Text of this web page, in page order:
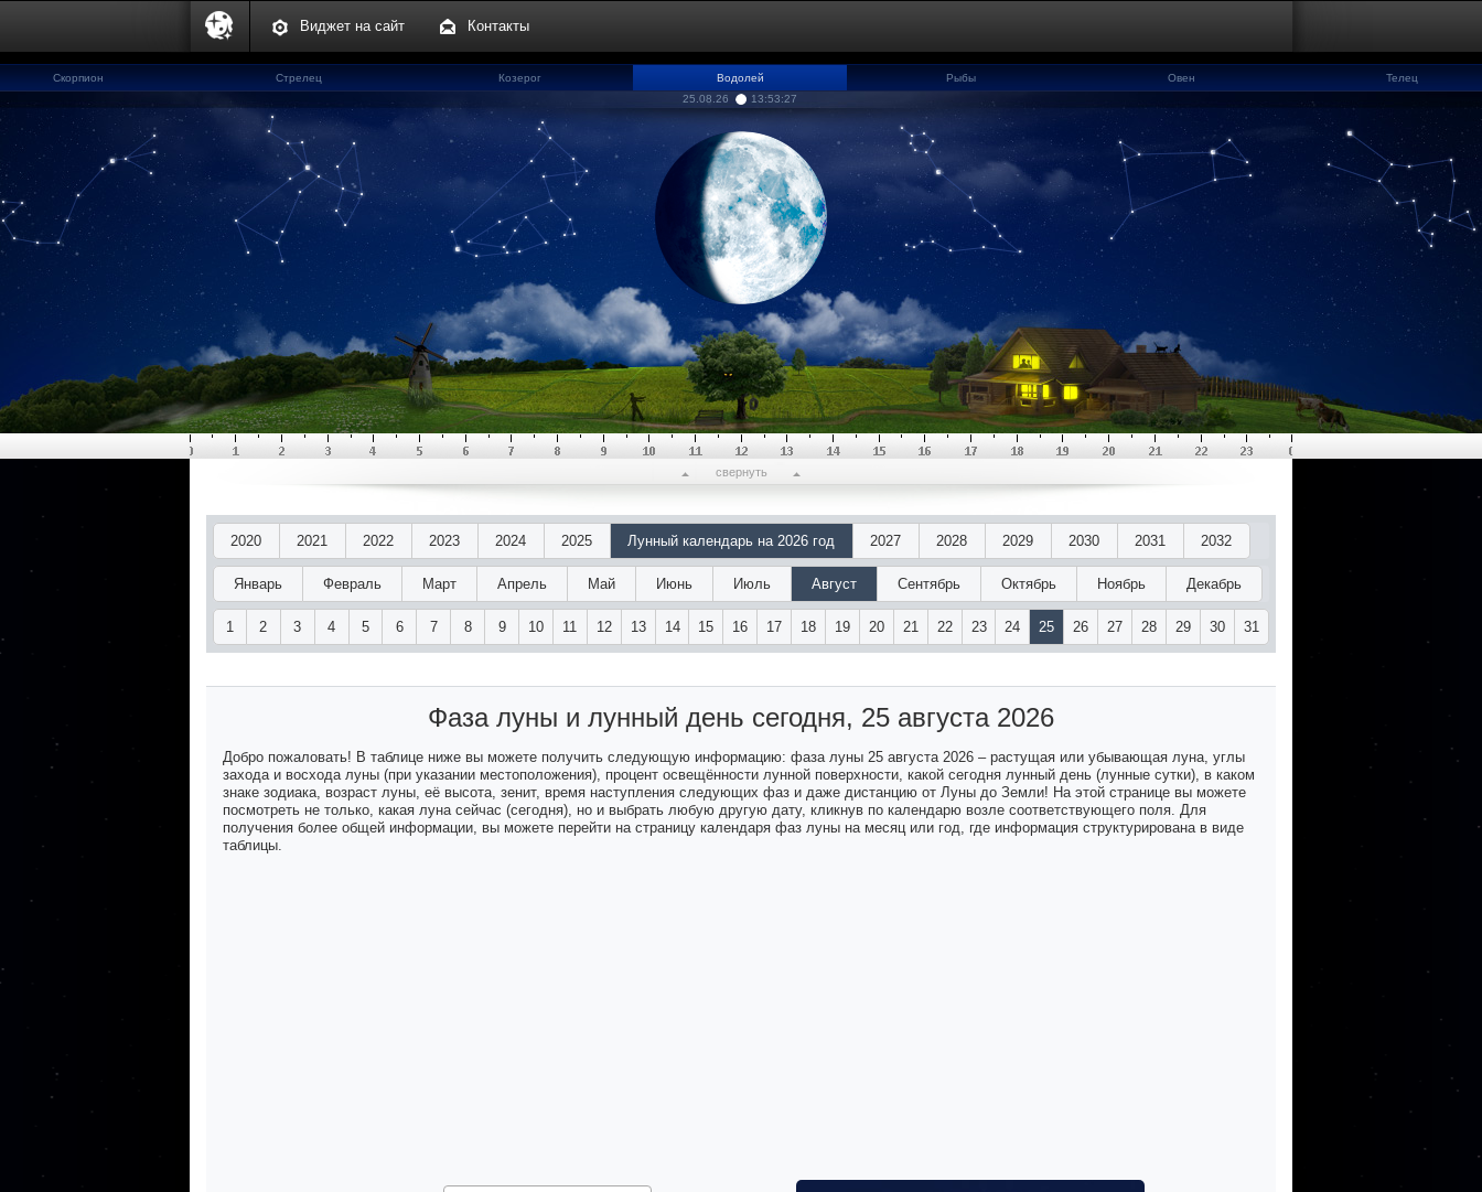
Виджет на сайт Контакты
Скорпион Стрелец Козерог
Водолей
25.08.26
13:53:28
Рыбы Овен Телец
свернуть
2020 2021 2022 2023 2024 2025 Лунный календарь на 2026 год 2027 2028 2029 2030 2031 2032
Январь Февраль Март Апрель Май Июнь Июль Август Сентябрь Октябрь Ноябрь Декабрь
1 2 3 4 5 6 7 8 9 10 11 12 13 14 15 16 17 18 19 20 21 22 23 24 25 26 27 28 29 30 31
Фаза луны и лунный день сегодня, 25 августа 2026
Добро пожаловать! В таблице ниже вы можете получить следующую информацию: фаза луны 25 августа 2026 – растущая или убывающая луна, углы
захода и восхода луны (при указании местоположения), процент освещённости лунной поверхности, какой сегодня лунный день (лунные сутки), в каком
знаке зодиака, возраст луны, её высота, зенит, время наступления следующих фаз и даже дистанцию от Луны до Земли! На этой странице вы можете
посмотреть не только, какая луна сейчас (сегодня), но и выбрать любую другую дату, кликнув по календарю возле соответствующего поля. Для
получения более общей информации, вы можете перейти на страницу календаря фаз луны на месяц или год, где информация структурирована в виде
таблицы.